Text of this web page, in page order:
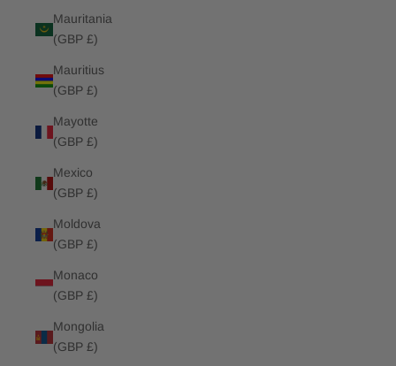
Mauritania
(GBP £)
Mauritius
(GBP £)
Mayotte
(GBP £)
Mexico
(GBP £)
Moldova
(GBP £)
Monaco
(GBP £)
Mongolia
(GBP £)